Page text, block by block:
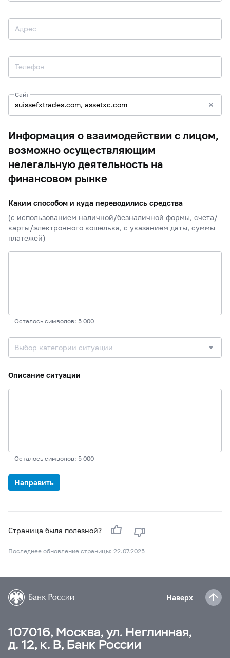
Адрес
Телефон
Сайт
Информация о взаимодействии с лицом,
возможно осуществляющим
нелегальную деятельность на
финансовом рынке
Каким способом и куда переводились средства
(с использованием наличной/безналичной формы, счета/
карты/электронного кошелька, с указанием даты, суммы
платежей)
Осталось символов: 5 000
Выбор категории ситуации
Описание ситуации
Осталось символов: 5 000
Страница была полезной?
Последнее обновление страницы: 22.07.2025
Наверх
107016, Москва, ул. Неглинная,
д. 12, к. В, Банк России